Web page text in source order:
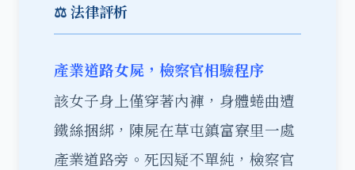
⚖️ 法律評析
產業道路女屍，檢察官相驗程序
該女子身上僅穿著內褲，身體蜷曲遭
鐵絲捆綁，陳屍在草屯鎮富寮里一處
產業道路旁。死因疑不單純，檢察官